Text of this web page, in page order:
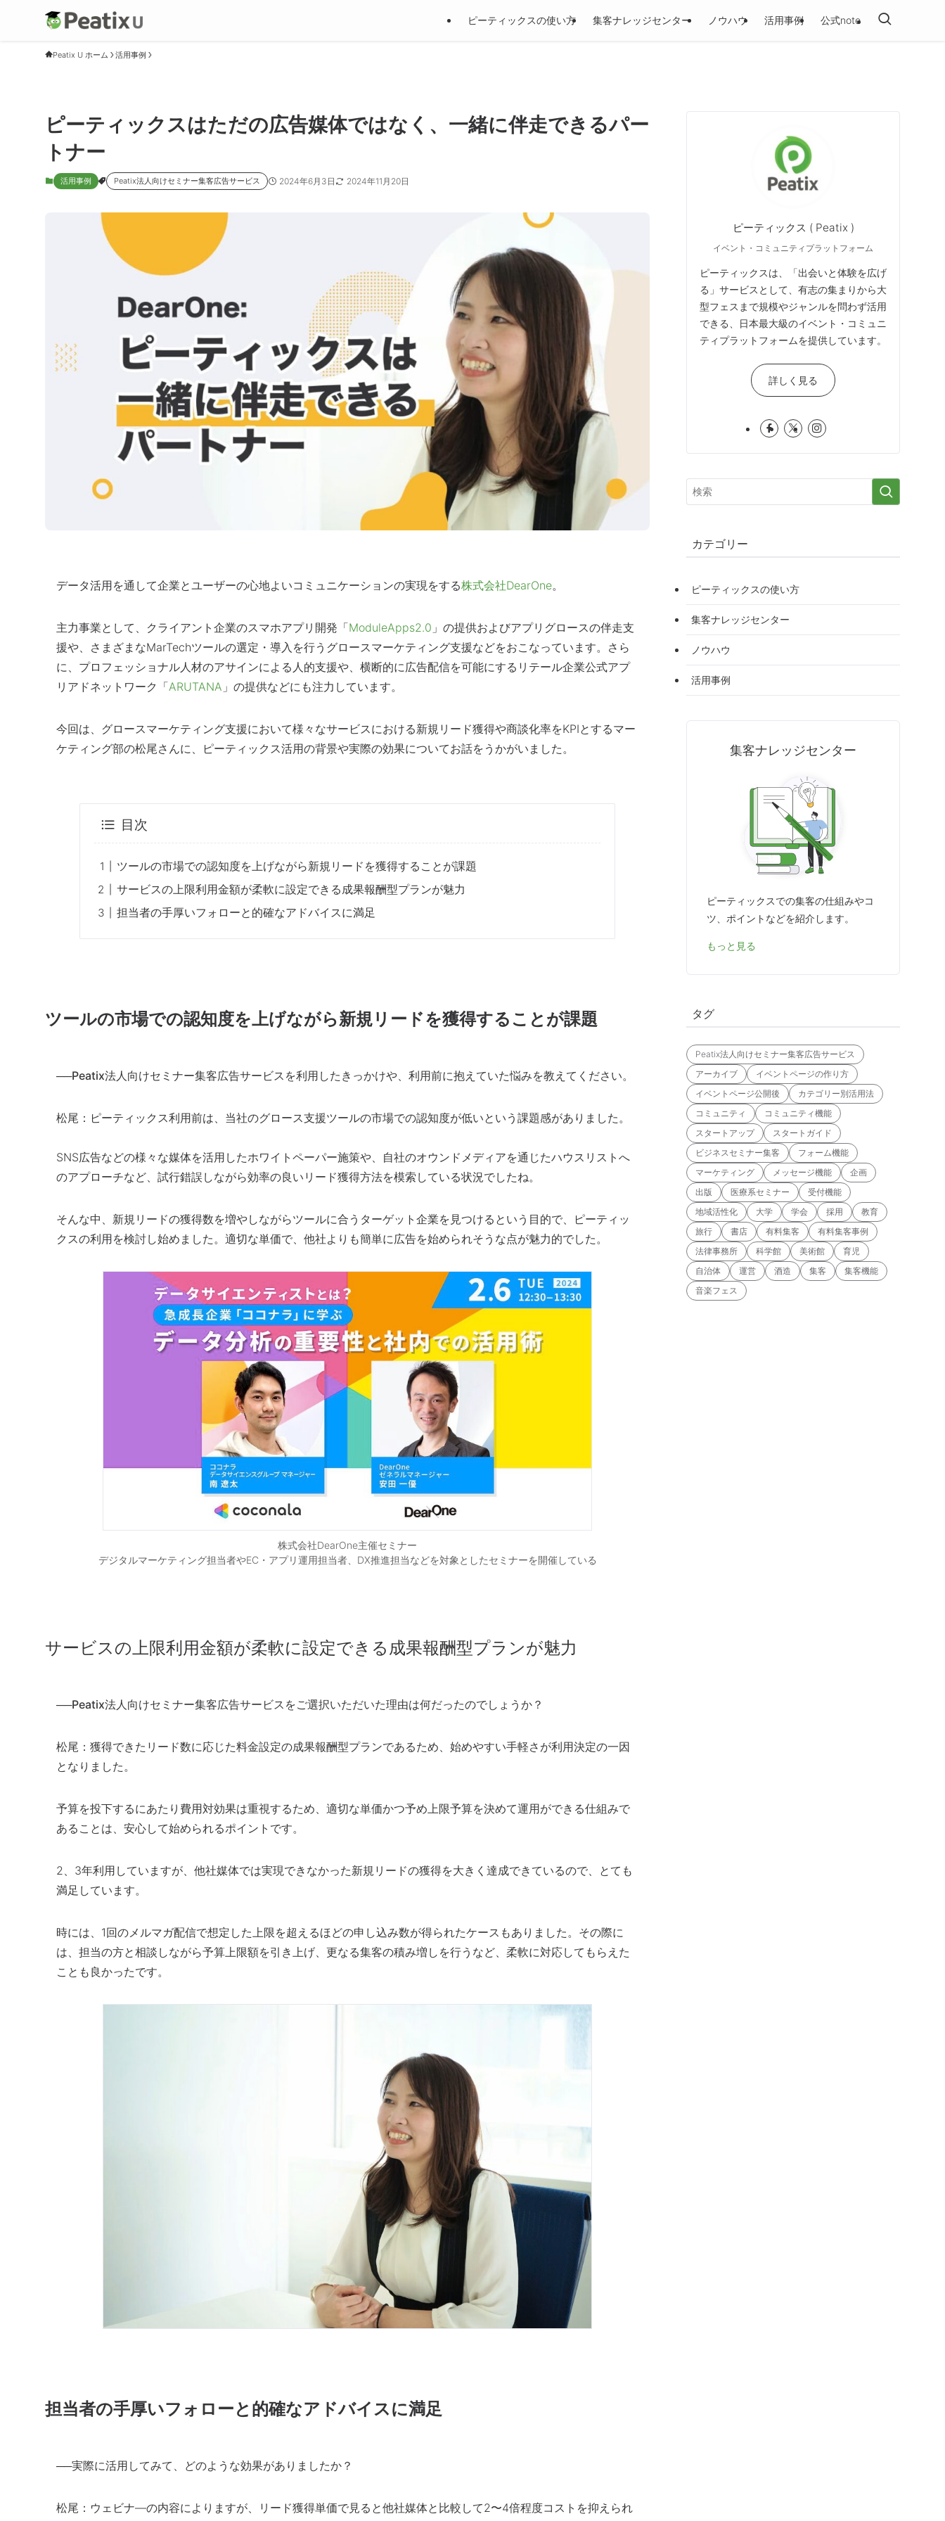
ピーティックスの使い方 集客ナレッジセンター ノウハウ 活用事例 公式note
Peatix U ホーム 活用事例
ピーティックスはただの広告媒体ではなく、一緒に伴走できるパー
トナー
活用事例 Peatix法人向けセミナー集客広告サービス 2024年6月3日 2024年11月20日
データ活用を通して企業とユーザーの心地よいコミュニケーションの実現をする株式会社DearOne。
主力事業として、クライアント企業のスマホアプリ開発「ModuleApps2.0 」の提供およびアプリグロースの伴走支
援や、さまざまなMarTechツールの選定・導入を行うグロースマーケティング支援などをおこなっています。さら
に、プロフェッショナル人材のアサインによる人的支援や、横断的に広告配信を可能にするリテール企業公式アプ
リアドネットワーク「ARUTANA 」の提供などにも注力しています。
今回は、グロースマーケティング支援において様々なサービスにおける新規リード獲得や商談化率をKPIとするマー
ケティング部の松尾さんに、ピーティックス活用の背景や実際の効果についてお話をうかがいました。
目次
ツールの市場での認知度を上げながら新規リードを獲得することが課題
サービスの上限利用金額が柔軟に設定できる成果報酬型プランが魅力
担当者の手厚いフォローと的確なアドバイスに満足
ツールの市場での認知度を上げながら新規リードを獲得することが課題
──Peatix法人向けセミナー集客広告サービスを利用したきっかけや、利用前に抱えていた悩みを教えてください。
松尾： ピーティックス利用前は、当社のグロース支援ツールの市場での認知度が低いという課題感がありました。
SNS広告などの様々な媒体を活用したホワイトペーパー施策や、自社のオウンドメディアを通じたハウスリストへ
のアプローチなど、試行錯誤しながら効率の良いリード獲得方法を模索している状況でしたね。
そんな中、新規リードの獲得数を増やしながらツールに合うターゲット企業を見つけるという目的で、ピーティッ
クスの利用を検討し始めました。適切な単価で、他社よりも簡単に広告を始められそうな点が魅力的でした。
株式会社DearOne主催セミナー
デジタルマーケティング担当者やEC・アプリ運用担当者、DX推進担当などを対象としたセミナーを開催している
サービスの上限利用金額が柔軟に設定できる成果報酬型プランが魅力
──Peatix法人向けセミナー集客広告サービスをご選択いただいた理由は何だったのでしょうか？
松尾： 獲得できたリード数に応じた料金設定の成果報酬型プランであるため、始めやすい手軽さが利用決定の一因
となりました。
予算を投下するにあたり費用対効果は重視するため、適切な単価かつ予め上限予算を決めて運用ができる仕組みで
あることは、安心して始められるポイントです。
2、3年利用していますが、他社媒体では実現できなかった新規リードの獲得を大きく達成できているので、とても
満足しています。
時には、1回のメルマガ配信で想定した上限を超えるほどの申し込み数が得られたケースもありました。その際に
は、担当の方と相談しながら予算上限額を引き上げ、更なる集客の積み増しを行うなど、柔軟に対応してもらえた
ことも良かったです。
担当者の手厚いフォローと的確なアドバイスに満足
──実際に活用してみて、どのような効果がありましたか？
松尾： ウェビナ―の内容によりますが、リード獲得単価で見ると他社媒体と比較して2〜4倍程度コストを抑えられ
ピーティックス ( Peatix )
イベント・コミュニティプラットフォーム
ピーティックスは、「出会いと体験を広げ
る」サービスとして、有志の集まりから大
型フェスまで規模やジャンルを問わず活用
できる、日本最大級のイベント・コミュニ
ティプラットフォームを提供しています。
詳しく見る
カテゴリー
ピーティックスの使い方
集客ナレッジセンター
ノウハウ
活用事例
集客ナレッジセンター
ピーティックスでの集客の仕組みやコ
ツ、ポイントなどを紹介します。
もっと見る
タグ
Peatix法人向けセミナー集客広告サービス
アーカイブ
イベントページの作り方
イベントページ公開後
カテゴリー別活用法
コミュニティ
コミュニティ機能
スタートアップ
スタートガイド
ビジネスセミナー集客
フォーム機能
マーケティング
メッセージ機能
企画
出版
医療系セミナー
受付機能
地域活性化
大学 学会 採用
教育
旅行
書店 有料集客
有料集客事例
法律事務所
科学館 美術館
育児
自治体
運営 酒造 集客
集客機能
音楽フェス